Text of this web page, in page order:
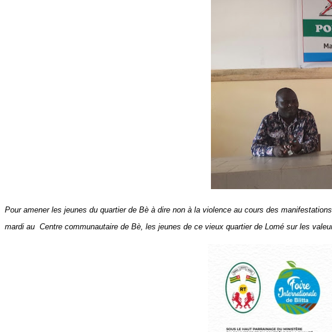
Pour amener les jeunes du quartier de Bè à dire non à la violence au cours des
mardi au Centre communautaire de Bè, les jeunes de ce vieux quartier de Lomé sur les